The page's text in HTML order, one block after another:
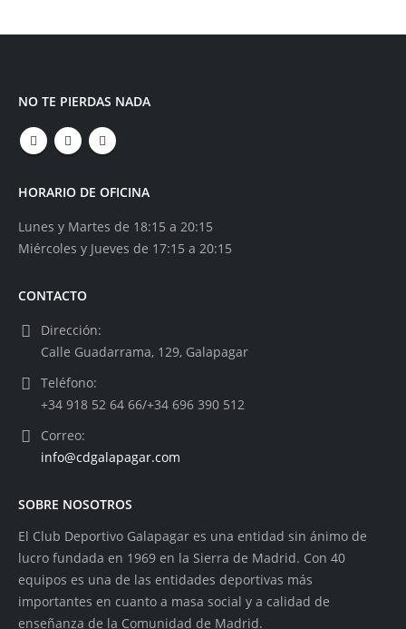
NO TE PIERDAS NADA
HORARIO DE OFICINA
Lunes y Martes de 18:15 a 20:15
Miércoles y Jueves de 17:15 a 20:15
CONTACTO
Dirección:
Calle Guadarrama, 129, Galapagar
Teléfono:
+34 918 52 64 66/+34 696 390 512
Correo:
info@cdgalapagar.com
SOBRE NOSOTROS
El Club Deportivo Galapagar es una entidad sin ánimo de
lucro fundada en 1969 en la Sierra de Madrid. Con 40
equipos es una de las entidades deportivas más
importantes en cuanto a masa social y a calidad de
enseñanza de la Comunidad de Madrid.